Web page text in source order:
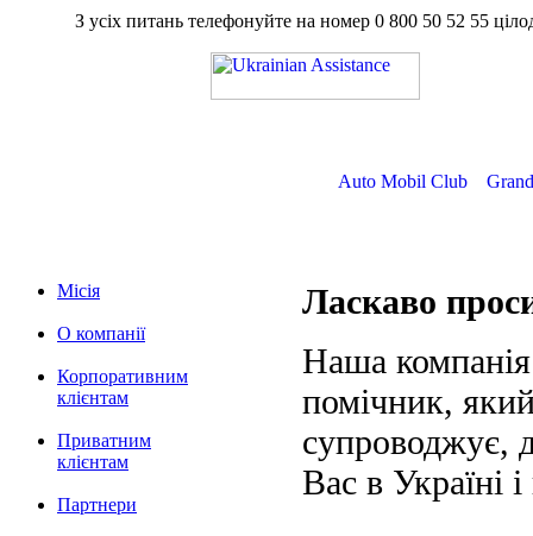
З усіх питань телефонуйте на номер 0 800 50 52 55
Auto Mobil Club
Місія
О компанії
Корпоративним
клієнтам
Приватним
клієнтам
Партнери
Ласкаво
Наша
помічник,
супроводжує,
Вас в Україні